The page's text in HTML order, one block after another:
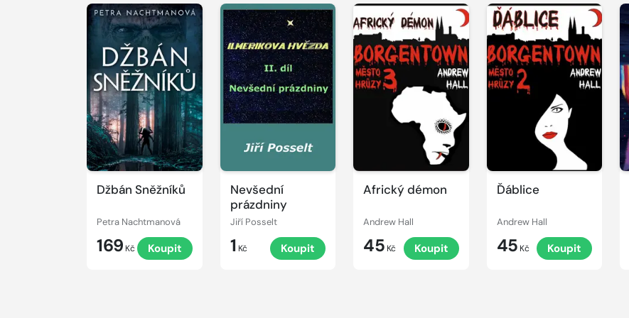
Džbán Sněžníků
Petra Nachtmanová
169 Kč Koupit
Nevšední
prázdniny
Jiří Posselt
1 Kč Koupit
Africký démon
Andrew Hall
45 Kč Koupit
Ďáblice
Andrew Hall
45 Kč Koupit